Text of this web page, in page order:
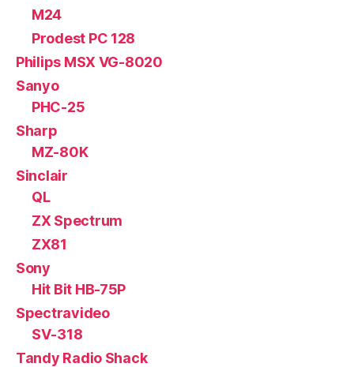
M24
Prodest PC 128
Philips MSX VG-8020
Sanyo
PHC-25
Sharp
MZ-80K
Sinclair
QL
ZX Spectrum
ZX81
Sony
Hit Bit HB-75P
Spectravideo
SV-318
Tandy Radio Shack